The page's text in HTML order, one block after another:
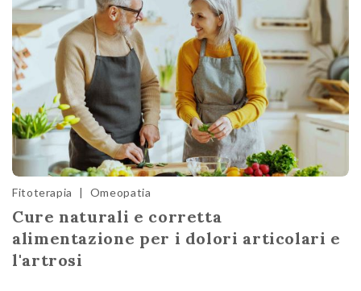
Fitoterapia | Omeopatia
Cure naturali e corretta
alimentazione per i dolori articolari e
l'artrosi